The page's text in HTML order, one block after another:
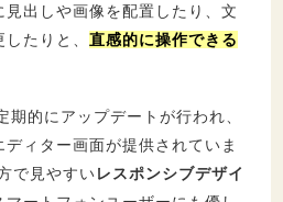
出しや画像を配置したり、文
たりと、 直感的に操作できる
的にアップデートが行われ、
ィター画面が提供されていま
で見やすいレスポンシブデザイ